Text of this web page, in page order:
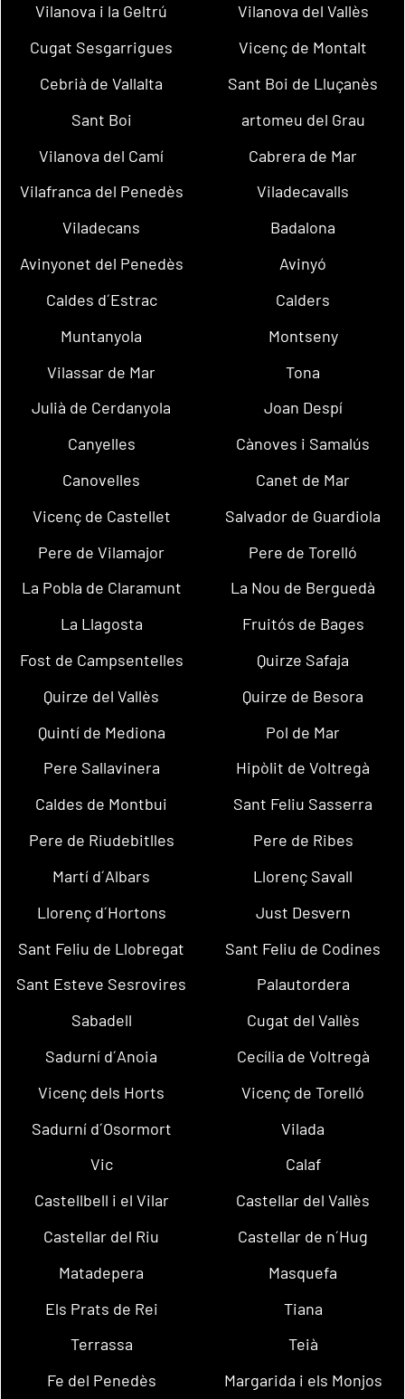
Vilanova i la Geltrú
Vilanova del Vallès
Cugat Sesgarrigues
Vicenç de Montalt
Cebrià de Vallalta
Sant Boi de Lluçanès
Sant Boi
artomeu del Grau
Vilanova del Camí
Cabrera de Mar
Vilafranca del Penedès
Viladecavalls
Viladecans
Badalona
Avinyonet del Penedès
Avinyó
Caldes d´Estrac
Calders
Muntanyola
Montseny
Vilassar de Mar
Tona
Julià de Cerdanyola
Joan Despí
Canyelles
Cànoves i Samalús
Canovelles
Canet de Mar
Vicenç de Castellet
Salvador de Guardiola
Pere de Vilamajor
Pere de Torelló
La Pobla de Claramunt
La Nou de Berguedà
La Llagosta
Fruitós de Bages
Fost de Campsentelles
Quirze Safaja
Quirze del Vallès
Quirze de Besora
Quintí de Mediona
Pol de Mar
Pere Sallavinera
Hipòlit de Voltregà
Caldes de Montbui
Sant Feliu Sasserra
Pere de Riudebitlles
Pere de Ribes
Martí d´Albars
Llorenç Savall
Llorenç d´Hortons
Just Desvern
Sant Feliu de Llobregat
Sant Feliu de Codines
Sant Esteve Sesrovires
Palautordera
Sabadell
Cugat del Vallès
Sadurní d´Anoia
Cecília de Voltregà
Vicenç dels Horts
Vicenç de Torelló
Sadurní d´Osormort
Vilada
Vic
Calaf
Castellbell i el Vilar
Castellar del Vallès
Castellar del Riu
Castellar de n´Hug
Matadepera
Masquefa
Els Prats de Rei
Tiana
Terrassa
Teià
Fe del Penedès
Margarida i els Monjos